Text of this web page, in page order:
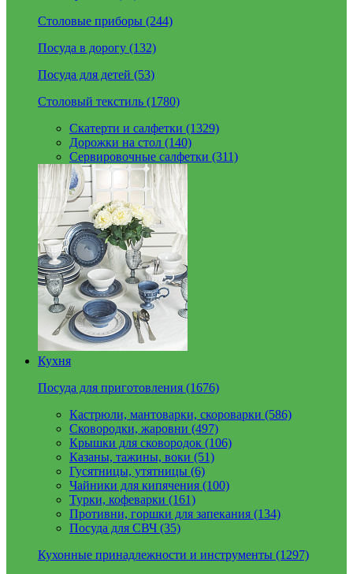
Столовые приборы (244)
Посуда в дорогу (132)
Посуда для детей (53)
Столовый текстиль (1780)
Скатерти и салфетки (1329)
Дорожки на стол (140)
Сервировочные салфетки (311)
Кухня
Посуда для приготовления (1676)
Кастрюли, мантоварки, скороварки (586)
Сковородки, жаровни (497)
Крышки для сковородок (106)
Казаны, тажины, воки (51)
Гусятницы, утятницы (6)
Чайники для кипячения (100)
Турки, кофеварки (161)
Противни, горшки для запекания (134)
Посуда для СВЧ (35)
Кухонные принадлежности и инструменты (1297)